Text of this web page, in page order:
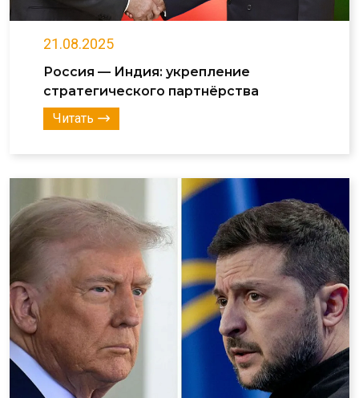
21.08.2025
Россия — Индия: укрепление
стратегического партнёрства
Читать